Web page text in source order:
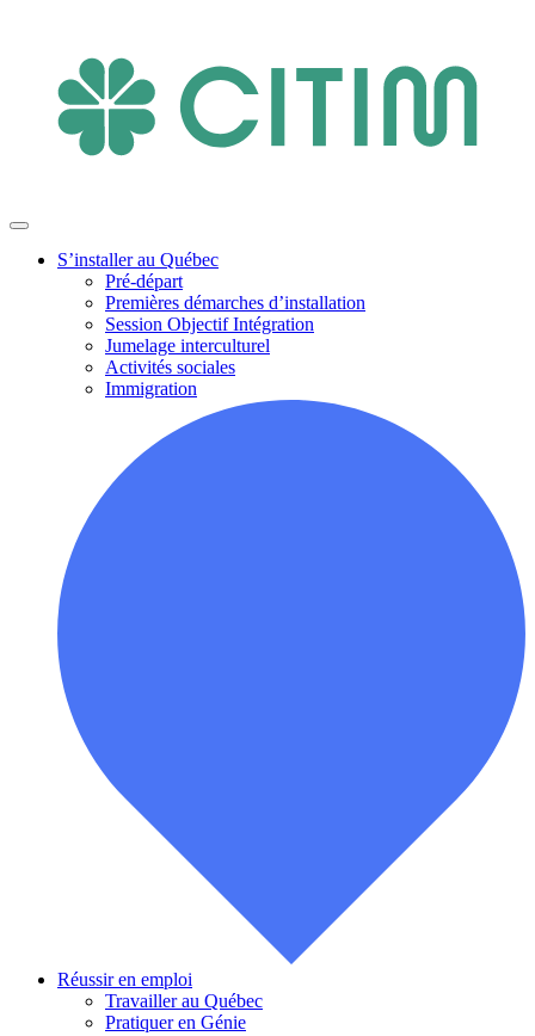
S’installer au Québec
Pré-départ
Premières démarches d’installation
Session Objectif Intégration
Jumelage interculturel
Activités sociales
Immigration
Réussir en emploi
Travailler au Québec
Pratiquer en Génie